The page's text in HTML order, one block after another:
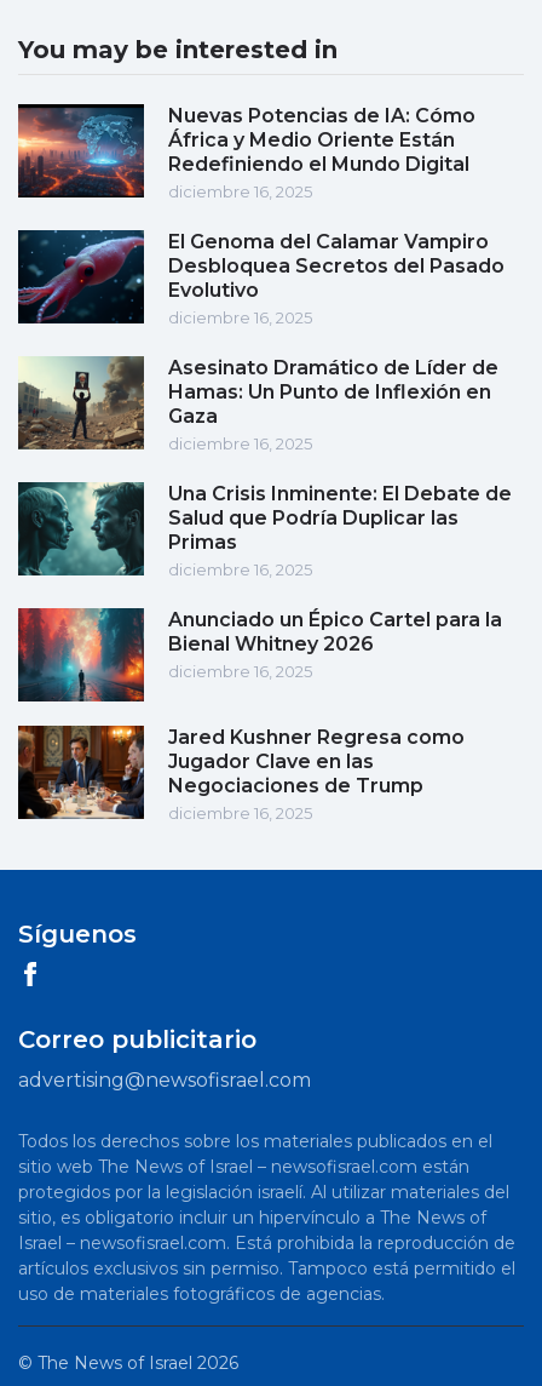
You may be interested in
Nuevas Potencias de IA: Cómo
África y Medio Oriente Están
Redefiniendo el Mundo Digital
diciembre 16, 2025
El Genoma del Calamar Vampiro
Desbloquea Secretos del Pasado
Evolutivo
diciembre 16, 2025
Asesinato Dramático de Líder de
Hamas: Un Punto de Inflexión en
Gaza
diciembre 16, 2025
Una Crisis Inminente: El Debate de
Salud que Podría Duplicar las
Primas
diciembre 16, 2025
Anunciado un Épico Cartel para la
Bienal Whitney 2026
diciembre 16, 2025
Jared Kushner Regresa como
Jugador Clave en las
Negociaciones de Trump
diciembre 16, 2025
Síguenos
Correo publicitario
advertising@newsofisrael.com
Todos los derechos sobre los materiales publicados en el
sitio web The News of Israel – newsofisrael.com están
protegidos por la legislación israelí. Al utilizar materiales del
sitio, es obligatorio incluir un hipervínculo a The News of
Israel – newsofisrael.com. Está prohibida la reproducción de
artículos exclusivos sin permiso. Tampoco está permitido el
uso de materiales fotográficos de agencias.
© The News of Israel 2026